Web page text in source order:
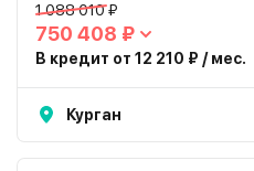
1 088 010 ₽
750 408 ₽
В кредит от 12 210 ₽ / мес.
Курган